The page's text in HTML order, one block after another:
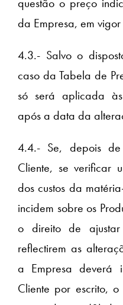
da Empresa, em
4.3.- Salvo o
caso da Tabela de
só será aplicada às
após a data da
4.4.- Se, depois
Cliente, se verificar
dos custos da
incidem sobre os
o direito de
reflectirem as
a Empresa deverá
Cliente por escrito,